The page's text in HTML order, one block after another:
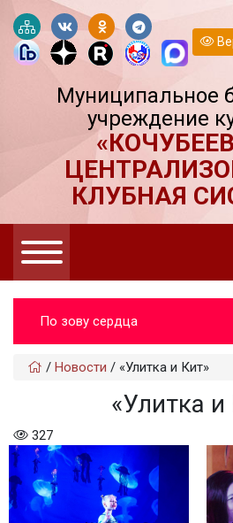
Муниципальное
учреждение
КЛУБНАЯ
По зову сердца
/ Новости / «Улитка и Кит»
«Улитка и
327